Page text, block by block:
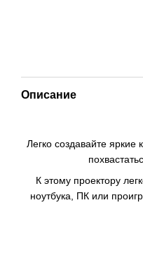
Описание
Легко создавайте
К этому проектору
ноутбука, ПК или